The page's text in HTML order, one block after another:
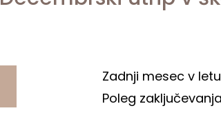
Zadnji mesec v
Poleg